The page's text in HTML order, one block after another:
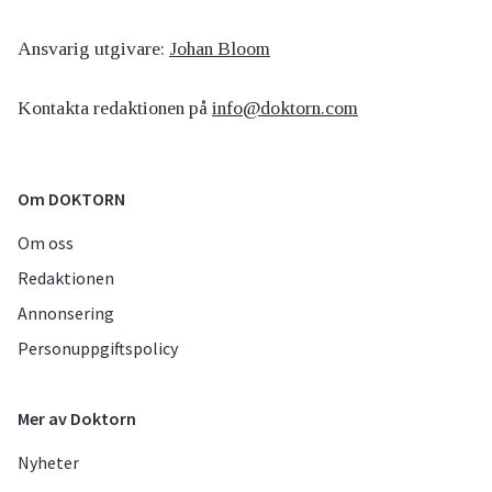
Ansvarig utgivare: Johan Bloom
Kontakta redaktionen på info@doktorn.com
Om DOKTORN
Om oss
Redaktionen
Annonsering
Personuppgiftspolicy
Mer av Doktorn
Nyheter